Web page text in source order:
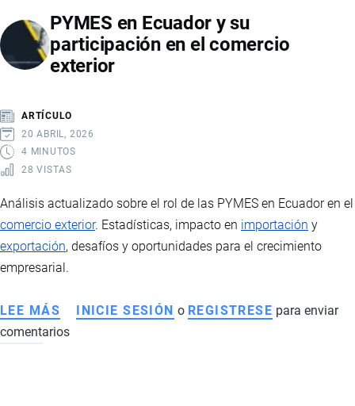
EN
EE.UU.
DESDE
PARA
COMERCIO
INTERNACIONAL
PYMES en Ecuador y su
participación en el comercio
exterior
ARTÍCULO
20 ABRIL, 2026
4 MINUTOS
28 VISTAS
Análisis actualizado sobre el rol de las PYMES en Ecuador en el
comercio exterior. Estadísticas, impacto en importación y
exportación, desafíos y oportunidades para el crecimiento
empresarial.
LEE MÁS SOBRE
PYMES
INICIE SESIÓN o REGISTRESE para enviar
comentarios